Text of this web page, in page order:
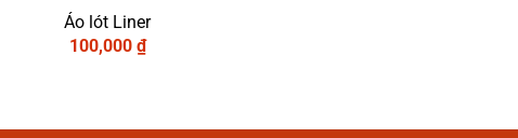
Áo lót Liner
100,000 ₫